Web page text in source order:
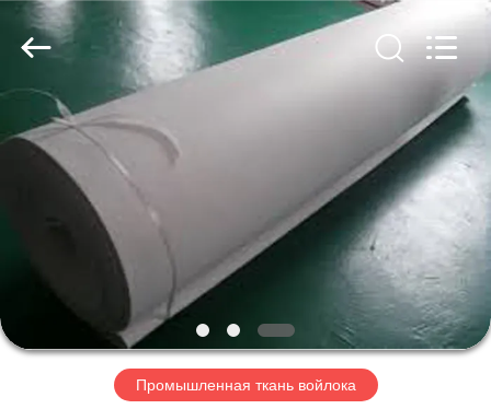
ДОМ
ПРОДУКТЫ
НАС
ПУТЕШЕСТВИЕ
ФАБРИКИ
HUATAO
LOVER
Промышленная ткань войлока